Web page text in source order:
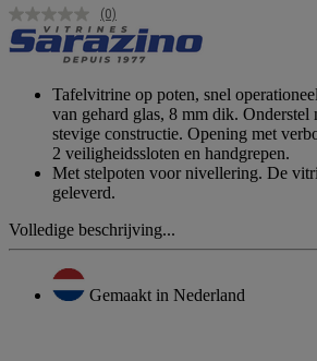
Geen
scorewaarde.
Dezelfde
(0)
Tafelvitrine op poten, snel
van gehard glas, 8 mm dik. Onderstel
stevige constructie. Opening met
2 veiligheidssloten en handgrepen.
Met stelpoten voor nivellering. De
geleverd.
Volledige beschrijving...
Gemaakt in Nederland